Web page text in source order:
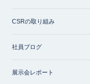
CSRの取り組み
社員ブログ
展示会レポート